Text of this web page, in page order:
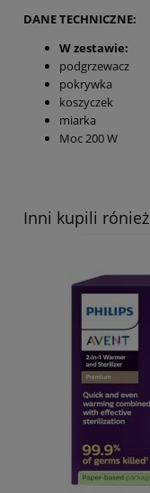
DANE TECHNICZNE:
W zestawie:
podgrzewacz
pokrywka
koszyczek
miarka
Moc 200 W
Inni kupili rónież